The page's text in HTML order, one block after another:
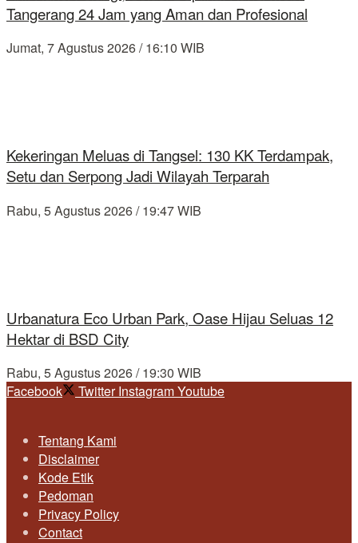
Tangerang 24 Jam yang Aman dan Profesional
Jumat, 7 Agustus 2026 / 16:10 WIB
Kekeringan Meluas di Tangsel: 130 KK Terdampak,
Setu dan Serpong Jadi Wilayah Terparah
Rabu, 5 Agustus 2026 / 19:47 WIB
Urbanatura Eco Urban Park, Oase Hijau Seluas 12
Hektar di BSD City
Rabu, 5 Agustus 2026 / 19:30 WIB
Facebook
Twitter InstagramYoutube
Tentang Kami
Disclaimer
Kode Etik
Pedoman
Privacy Policy
Contact